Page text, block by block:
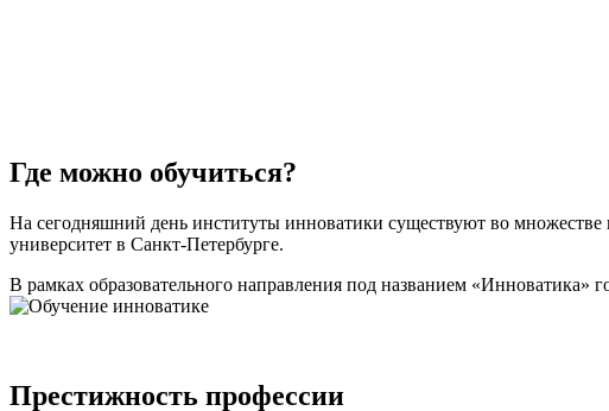
Где можно обучиться?
На сегодняшний день институты инноватики существуют во множестве
университет в Санкт-Петербурге.
В рамках образовательного направления под названием «Инноватика»
Престижность профессии